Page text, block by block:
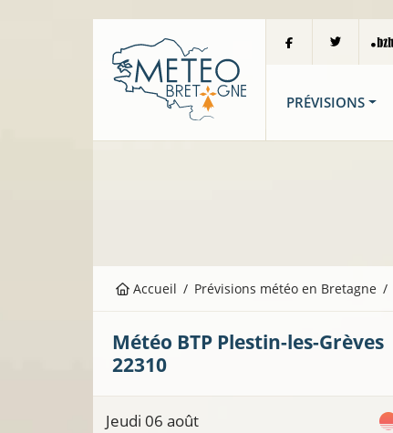
PRÉVISIONS
Accueil Prévisions météo en Bretagne
Météo BTP Plestin-les-Grèves
22310
Jeudi 06 août